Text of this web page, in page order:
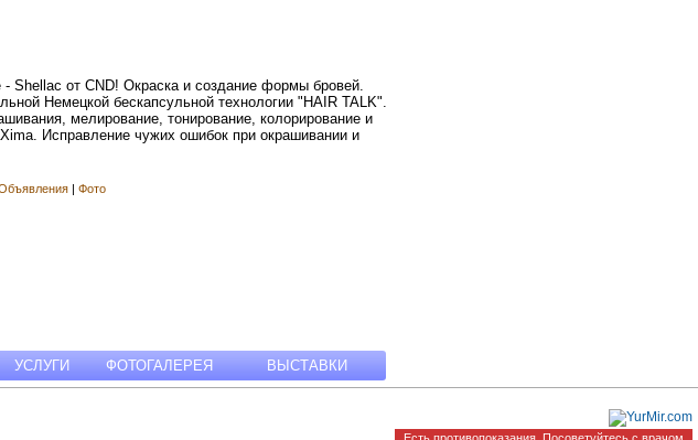
от CND! Окраска и создание формы бровей.
Немецкой бескапсульной технологии "HAIR TALK".
мелирование, тонирование, колорирование и
Исправление чужих ошибок при окрашивании и
| Фото
УСЛУГИ ФОТОГАЛЕРЕЯ ВЫСТАВКИ